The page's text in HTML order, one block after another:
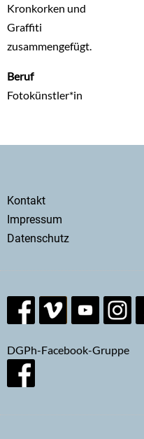
Kronkorken und
Graffiti
zusammengefügt.
Beruf
Fotokünstler*in
Secondary
menu
Kontakt
Impressum
Datenschutz
DGPh-Facebook-Gruppe